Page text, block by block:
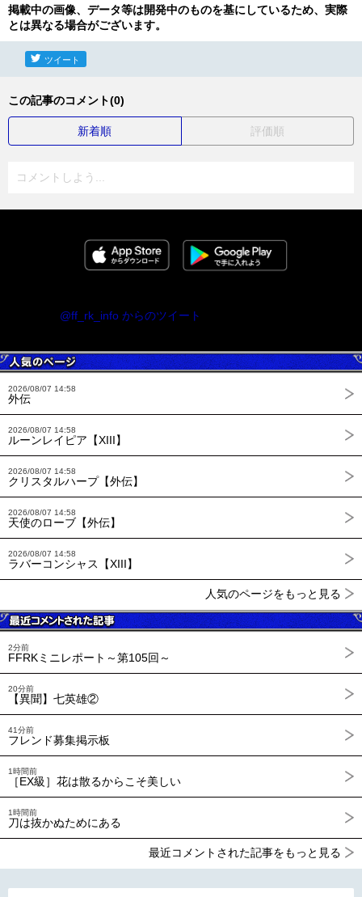
掲載中の画像、データ等は開発中のものを基にしているため、実際
とは異なる場合がございます。
ツイート
この記事のコメント(0)
新着順 評価順
コメントしよう...
@ff_rk_info からのツイート
2026/08/07 14:58
外伝
2026/08/07 14:58
ルーンレイピア【XIII】
2026/08/07 14:58
クリスタルハープ【外伝】
2026/08/07 14:58
天使のローブ【外伝】
2026/08/07 14:58
ラバーコンシャス【XIII】
人気のページをもっと見る
2分前
FFRKミニレポート～第105回～
20分前
【異聞】七英雄②
41分前
フレンド募集掲示板
1時間前
［EX級］花は散るからこそ美しい
1時間前
刀は抜かぬためにある
最近コメントされた記事をもっと見る